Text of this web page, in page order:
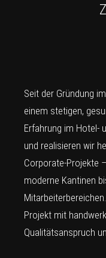
Seit der Gründung
einem stetigen,
Erfahrung im Hotel-
und realisieren wir
Corporate-Projekte
moderne Kantinen
Projekt mit
Qualitätsanspruch